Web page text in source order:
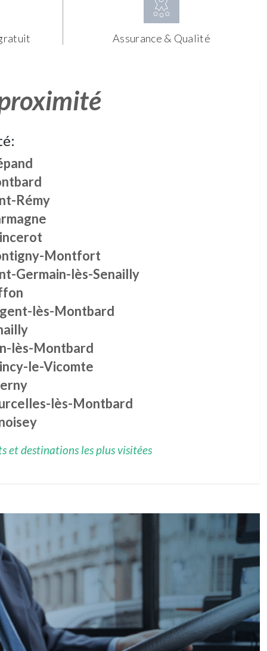
Assurance & Qualité
Rémy
Montfort
Germain-lès-Senailly
lès-Montbard
lès-Montbard
le-Vicomte
lès-Montbard
et destinations les plus visitées